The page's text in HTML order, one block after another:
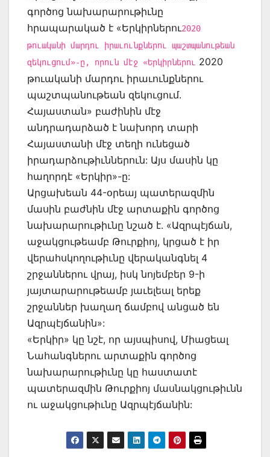
գործոց նախարարութիւնը
հրապարակած է «Երկիրներու2020
թուականի մարդու իրաւունքներու պաշտպանութեան
զեկուցում»-ը, որուն մէջ «Երկիրներու
2020
թուականի մարդու իրաւունքներու
պաշտպանութեան զեկուցում.
Հայաստան» բաժինին մէջ
անդրադարձած է նախորդ տարի
Հայաստանի մէջ տեղի ունեցած
իրադարձութիւններուն: Այս մասին կը
հաղորդէ «Երկիր»-ը:
Արցախեան 44-օրեայ պատերազմին
մասին բաժնին մէջ արտաքին գործոց
նախարարութիւնը նշած է. «Ազրպէյճան,
աջակցութեամբ Թուրքիոյ, կրցած է իր
վերահսկողութիւնը վերականգնել 4
շրջաններու վրայ, իսկ նոյեմբեր 9-ի
յայտարարութեամբ յաւելեալ երեք
շրջաններ խաղաղ ճամբով անցած են
Ազրպէյճանին»:
«Երկիր» կը նշէ, որ այսպիսով, Միացեալ
Նահանգներու արտաքին գործոց
նախարարութիւնը կը հաստատէ
պատերազմին Թուրքիոյ մասնակցութիւնն
ու աջակցութիւնը Ազրպէյճանին: